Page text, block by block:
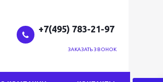
+7(495) 783-21-97
ЗАКАЗАТЬ ЗВОНОК